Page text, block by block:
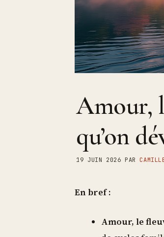
Amour,
qu’on
19 JUIN 2026 PAR
En bref :
Amour, le